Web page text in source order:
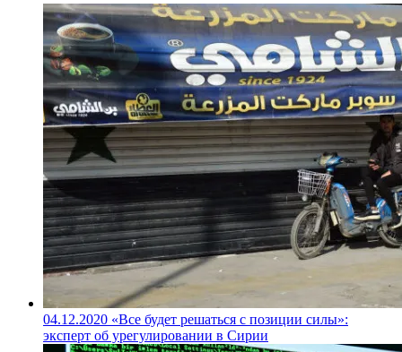
04.12.2020 «Все будет решаться с позиции силы»:
эксперт об урегулировании в Сирии